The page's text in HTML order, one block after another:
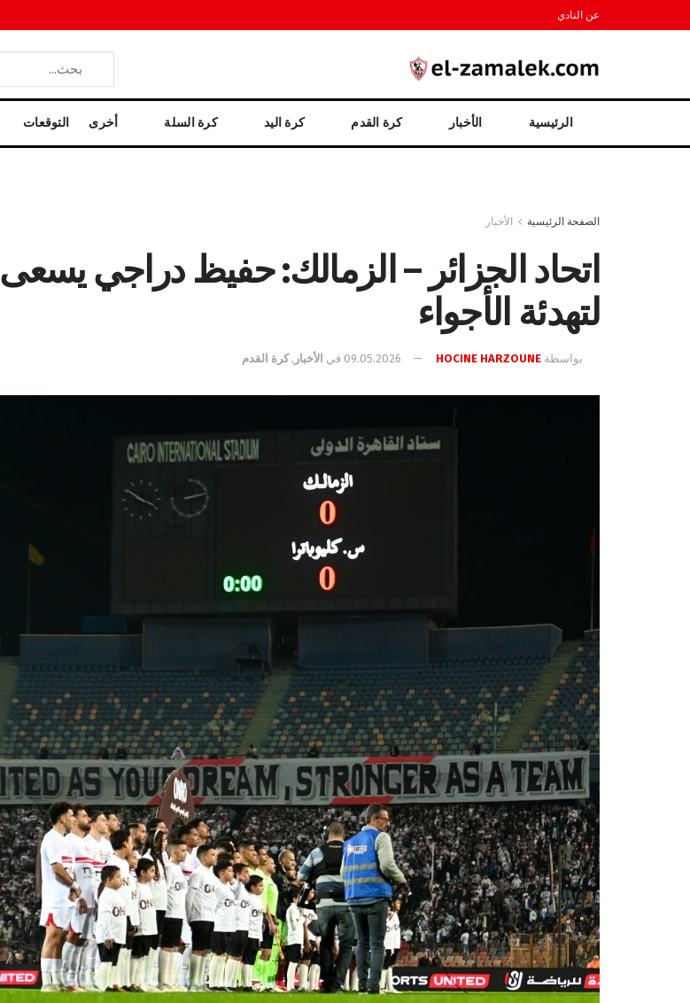
عن النادي
الرئيسية الأخبار كرة القدم كرة اليد كرة السلة أخرى التوقعات
الصفحة الرئيسية الأخبار
اتحاد الجزائر – الزمالك: حفيظ دراجي يسعى
لتهدئة الأجواء
بواسطة HOCINE HARZOUNE
09.05.2026 في الأخبار ,كرة القدم